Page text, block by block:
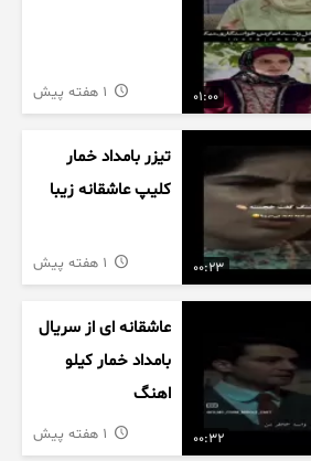
01:00
00:23
تیزر بامداد خمار
کلیپ عاشقانه زیبا
00:32
عاشقانه ای از سریال
بامداد خمار کیلو
اهنگ